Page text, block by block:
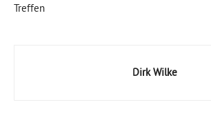
Treffen
Dirk Wilke